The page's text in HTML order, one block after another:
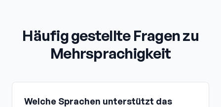
Häufig gestellte Fragen zu
Mehrsprachigkeit
Welche Sprachen unterstützt das